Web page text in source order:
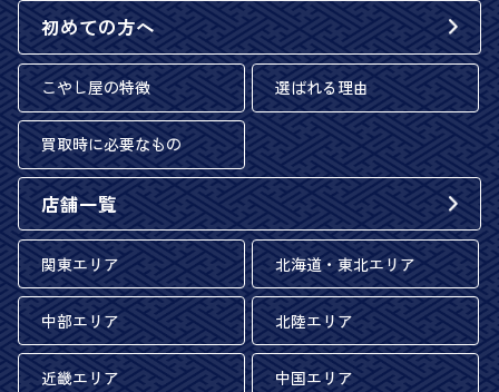
初めての方へ
こやし屋の特徴 選ばれる理由
買取時に必要なもの
店舗一覧
関東エリア 北海道・東北エリア
中部エリア 北陸エリア
近畿エリア 中国エリア